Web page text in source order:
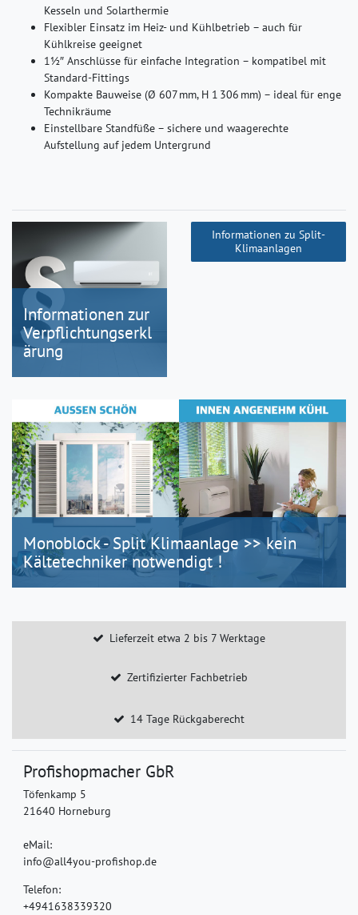
Kesseln und Solarthermie
Flexibler Einsatz im Heiz- und Kühlbetrieb – auch für
Kühlkreise geeignet
1½″ Anschlüsse für einfache Integration – kompatibel mit
Standard-Fittings
Kompakte Bauweise (Ø 607 mm, H 1 306 mm) – ideal für enge
Technikräume
Einstellbare Standfüße – sichere und waagerechte
Aufstellung auf jedem Untergrund
Informationen zur
Verpflichtungserkl
ärung
Informationen zu Split-
Klimaanlagen
Monoblock - Split Klimaanlage >> kein
Kältetechniker notwendigt !
Lieferzeit etwa 2 bis 7 Werktage
Zertifizierter Fachbetrieb
14 Tage Rückgaberecht
Profishopmacher GbR
Töfenkamp 5
21640 Horneburg
eMail:
info@all4you-profishop.de
Telefon:
+4941638339320